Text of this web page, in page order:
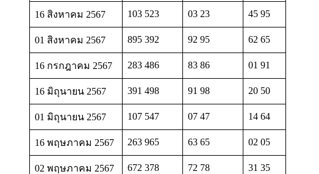
16 สิงหาคม 2567 103 523 03 23 45 95
01 สิงหาคม 2567 895 392 92 95 62 65
16 กรกฎาคม 2567 283 486 83 86 01 91
16 มิถุนายน 2567 391 498 91 98 20 50
01 มิถุนายน 2567 107 547 07 47 14 64
16 พฤษภาคม 2567 263 965 63 65 02 05
02 พฤษภาคม 2567 672 378 72 78 31 35